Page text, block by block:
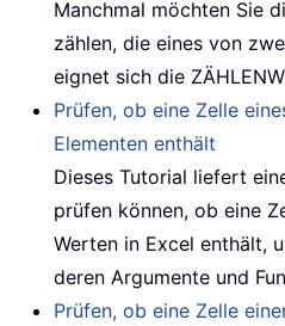
Manchmal möchten Sie
zählen, die eines von
eignet sich die
Prüfen, ob eine Zelle
Elementen enthält
Dieses Tutorial liefert
prüfen können, ob eine
Werten in Excel enthält,
deren Argumente und
Prüfen, ob eine Zelle